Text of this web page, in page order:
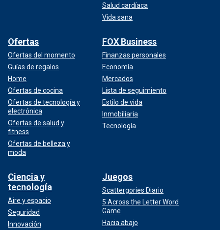
Salud cardíaca
Vida sana
Ofertas
Ofertas del momento
Guías de regalos
Home
Ofertas de cocina
Ofertas de tecnología y
electrónica
Ofertas de salud y
fitness
Ofertas de belleza y
moda
FOX Business
Finanzas personales
Economía
Mercados
Lista de seguimiento
Estilo de vida
Inmobiliaria
Tecnología
Ciencia y
tecnología
Aire y espacio
Seguridad
Innovación
Juegos
Scattergories Diario
5 Across the Letter Word
Game
Hacia abajo